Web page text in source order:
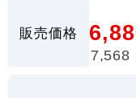
販売価格
7,568